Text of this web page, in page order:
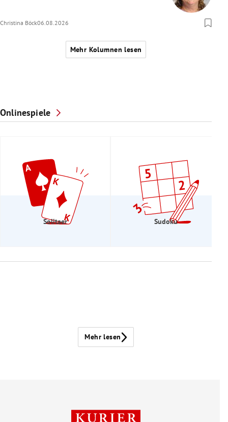
Christina Böck06.08.2026
Mehr Kolumnen lesen
Onlinespiele
Solitaer Sudoku
Mehr lesen